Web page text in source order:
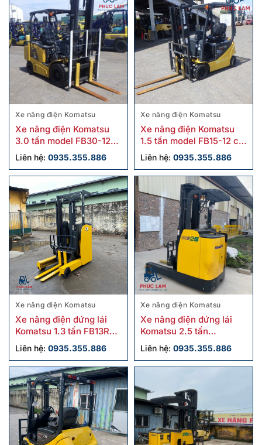
Xe nâng điện Komatsu
Xe nâng điện Komatsu
3.0 tấn model FB30-12
cũ
Liên hệ: 0935.355.886
Xe nâng điện Komatsu
Xe nâng điện Komatsu
1.5 tấn model FB15-12 cũ
sx 2019
Liên hệ: 0935.355.886
Xe nâng điện Komatsu
Xe nâng điện đứng lái
Komatsu 1.3 tấn FB13RS-
15 cũ giá tốt
Liên hệ: 0935.355.886
Xe nâng điện Komatsu
Xe nâng điện đứng lái
Komatsu 2.5 tấn
FB25RN-4 cũ
Liên hệ: 0935.355.886